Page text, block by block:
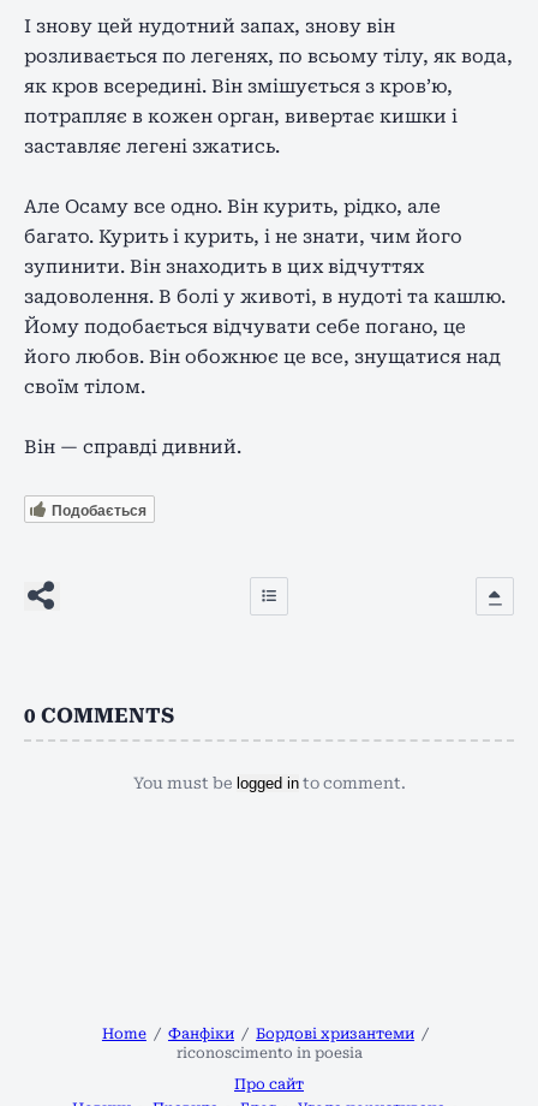
І знову цей нудотний запах, знову він
розливається по легенях, по всьому тілу, як вода,
як кров всередині. Він змішується з кров’ю,
потрапляє в кожен орган, вивертає кишки і
заставляє легені зжатись.
Але Осаму все одно. Він курить, рідко, але
багато. Курить і курить, і не знати, чим його
зупинити. Він знаходить в цих відчуттях
задоволення. В болі у животі, в нудоті та кашлю.
Йому подобається відчувати себе погано, це
його любов. Він обожнює це все, знущатися над
своїм тілом.
Він — справді дивний.
Подобається
0 COMMENTS
You must be logged into comment.
Home Фанфіки
Бордові хризантеми
riconoscimento in poesia
Про сайт